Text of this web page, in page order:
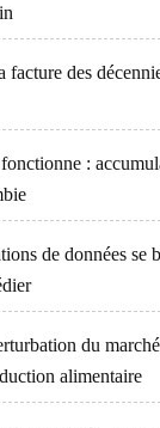
des
:
de données se
du
alimentaire